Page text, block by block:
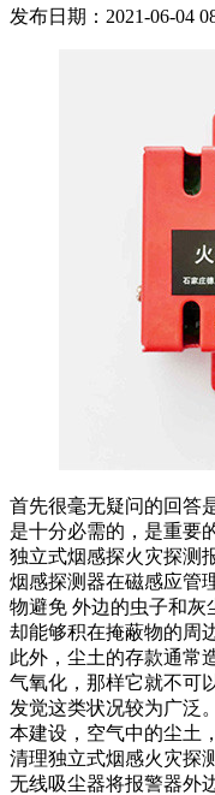
发布日期：2021-06-04
首先很毫无疑问的回答
是十分必需的，是重要
独立式烟感探火灾探测
烟感探测器在磁感应管
物避免 外边的虫子和灰
却能够积在掩蔽物的周
此外，尘土的存款通常
气氧化，那样它就不可
发觉这类状况较为广泛
本建设，空气中的尘土
清理独立式烟感火灾探
无线吸尘器将报警器外